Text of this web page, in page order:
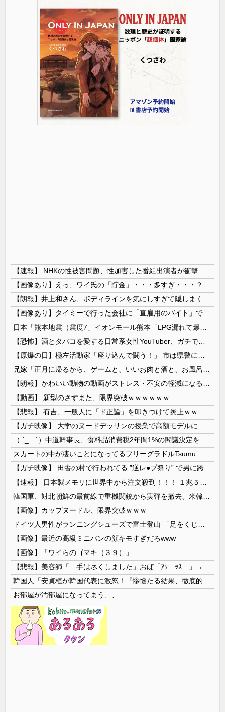
【画像あり】えっ、ワイ氏の「貯金」・・・多すぎ・・・？
【動画】 新型のさすまた、限界突破ｗｗｗｗｗｗ
スカートの中が凄いことになってるフリーグラドルTsumu
【画像】カップヌードル、限界突破ｗｗｗ
【画像】最近の高級ミニバンの顔キモすぎだろwww
【画像】「ワイらのゴマキ（３９）」
【悲報】美容師「…手は尽くしました」おば「ｱｯ…ｯｽ…」→
お部屋が汚部屋になってまう、、